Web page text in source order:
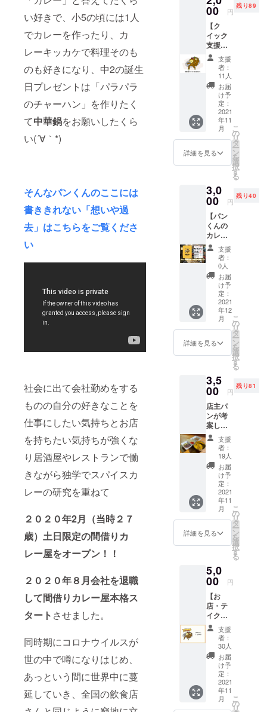
い好きで、小5の頃には1人
でカレーを作ったり、カ
レーキッカケで料理そのも
のも好きになり、中2の誕生
日プレゼントは「パラパラ
のチャーハン」を作りたく
て中華鍋をお願いしたくら
い(´∀｀*)
そんなパンくんのここには
書ききれない「想いや過
去」はこちらをご覧くださ
い
社会に出て会社勤めをする
ものの自分の好きなことを
仕事にしたい気持ちとお店
を持ちたい気持ちが強くな
り居酒屋やレストランで働
きながら独学でスパイスカ
レーの研究を重ねて
２０２０年2月（当時２７
歳） 土日限定の間借りカ
レー屋をオープン！！
２０２０年８月会社を退職
して間借りカレー屋本格ス
タート させました。
同時期にコロナウイルスが
世の中で噂になりはじめ、
あっという間に世界中に蔓
延していき、全国の飲食店
でスパイス
カレーの試
作を重ね、
2020年2月に
夢であった
間借りカ
レーを土日
タート。当
時は平日に
チラシ配り
の仕事をし
ながら土日
をしてまし
たが、同年8
月にコロナ
禍真っ只中
で仕事を退
職してカ
レー屋に一
現在も間借
りカレー屋
としてラン
チのみの営
ります。
わたくしパ
ンの詳しい
プロフィー
ルや想いな
どはURLか
らブログに
飛んで頂き
ご一読頂け
ると幸いで
す。
P.S
プロフィー
ルの写真は
目にモノモ
ライががで
きた時の写
真です(//∇//)
00 円
残り89
【ク
イック
支援】
シンプ
ルに支
援だけ
をした
い方は
こちら
をお願
いいた
しま
す。 店
主パン
より感
謝の
セージ
をメー
ルorお
電話に
てお伝
えさせ
ていた
だきま
す。 支
援をさ
れる際
にお電
話か
メール
どちら
が希望
か備考
ませ。
お電話
をご希
望の場
合はお
名前と
ご連絡
先をお
願いい
たしま
す。
支援
者：
11人
お届
け予
定：
2021
年11
月
詳細を見る
こ
の
リ
タ
ー
ン
を
選
択
す
る
3,0
00 円
残り40
【パン
くんの
カレー
メ
ニュー
表】
【協賛
者様の
お名前
の掲
載】
【③小
サイ
ズ】 ご
支援い
ただい
お名前
を店内
メ
ニュー
表の最
後の
ページ
にメ
ニュー
表作成
から1年
間記載
させて
頂きま
す。 企
業名・
個人事
アカウ
ント・
ニック
ネー
ム・仮
名（支
援した
いけど
名前を
出した
くない
方な
ど） 自
由にお
選び出
支援
者：
0人
お届
け予
定：
2021
年12
月
詳細を見る
こ
の
リ
タ
ー
ン
を
選
択
す
る
3,5
00 円
残り81
店主パ
ンが考
案した
おうち
でも簡
単にス
パイス
カレー
を作れ
る【ス
パイス
＆レシ
ピ】と
お礼の
メッ
セージ
けさせ
ていた
だきま
す。 よ
く「家
でスパ
イスカ
レーを
作って
みたけ
どなか
なかう
まくい
かな
い。。
支援
者：
19人
お届
け予
定：
2021
年11
月
詳細を見る
こ
の
リ
タ
ー
ン
を
選
択
す
る
5,0
00 円
【お
店・テ
イクア
ウトで
使え
る】
【未来
の飲食
チケッ
ト】
【1000
円×5
支援
者：
30人
お届
け予
定：
2021
年11
月
こ
の
リ